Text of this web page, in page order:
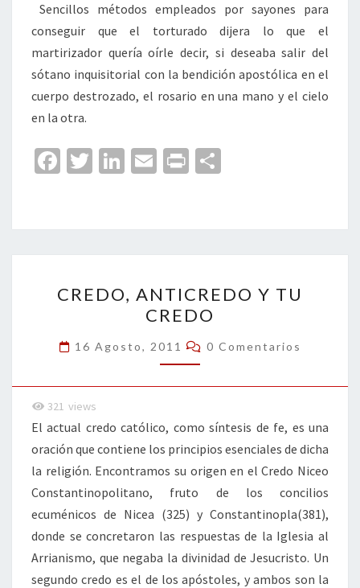
Sencillos métodos empleados por sayones para
conseguir que el torturado dijera lo que el
martirizador quería oírle decir, si deseaba salir del
sótano inquisitorial con la bendición apostólica en el
cuerpo destrozado, el rosario en una mano y el cielo
en la otra.
Fa
o
o
k
T
er
Li
dI
n
E
l
Pr
p
ar
tir
ANTICREDO
Y
TU
CREDO
CREDO, ANTICREDO Y TU
CREDO
16 Agosto, 2011 Comentarios
0 Comentarios
321 views
El actual credo católico, como síntesis de fe, es una
oración que contiene los principios esenciales de dicha
la religión. Encontramos su origen en el Credo Niceo
Constantinopolitano, fruto de los concilios
ecuménicos de Nicea (325) y Constantinopla(381),
donde se concretaron las respuestas de la Iglesia al
Arrianismo, que negaba la divinidad de Jesucristo. Un
segundo credo es el de los apóstoles, y ambos son la